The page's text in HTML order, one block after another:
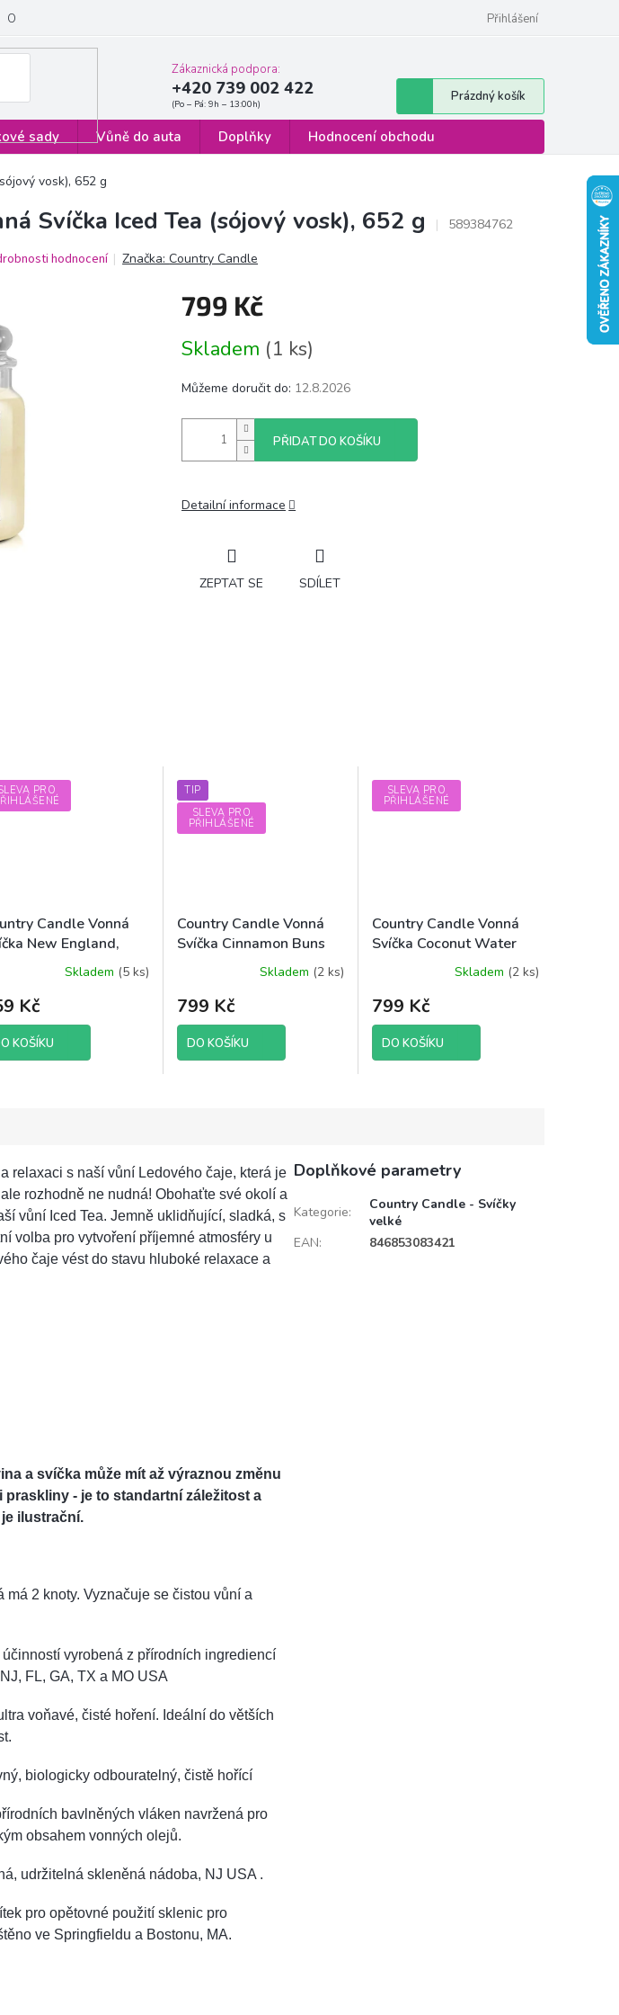
Obchodní podmínky Formulář pro odstoupení od smlouvy
Přihlášení
Zákaznická podpora:
+420 739 002 422
Nákupní
košík
Prázdný košík
sady Vůně do auta Doplňky Hodnocení obchodu
vosk), 652 g
Svíčka Iced Tea (sójový vosk), 652 g 589384762
hodnocení Značka:Country Candle
799 Kč
cena:
Skladem (1 ks)
Můžeme doručit do: 12.8.2026
PŘIDAT DO KOŠÍKU
Detailní informace
ZEPTAT SE SDÍLET
PRO
Candle Vonná
New England,
Skladem (5 ks)
Kč
KOŠÍKU
TIP
SLEVA PRO
PŘIHLÁŠENÉ
Country Candle Vonná
Svíčka Cinnamon Buns
(sójový vosk), 652 g
Skladem (2 ks)
799 Kč
DO KOŠÍKU
SLEVA PRO
PŘIHLÁŠENÉ
Country Candle Vonná
Svíčka Coconut Water
(sójový vosk), 652 g
Skladem (2 ks)
799 Kč
DO KOŠÍKU
relaxaci s naší vůní Ledového čaje, která je
rozhodně ne nudná! Obohaťte své okolí a
vůní Iced Tea. Jemně uklidňující, sladká, s
volba pro vytvoření příjemné atmosféry u
čaje vést do stavu hluboké relaxace a
a svíčka může mít až výraznou změnu
- je to standartní záležitost a
ilustrační.
má 2 knoty. Vyznačuje se čistou vůní a
vyrobená z přírodních ingrediencí
FL, GA, TX a MO USA
voňavé, čisté hoření. Ideální do větších
biologicky odbouratelný, čistě hořící
bavlněných vláken navržená pro
obsahem vonných olejů.
udržitelná skleněná nádoba, NJ USA .
pro opětovné použití sklenic pro
ve Springfieldu a Bostonu, MA.
Doplňkové parametry
Kategorie:
Country Candle - Svíčky
velké
EAN: 846853083421